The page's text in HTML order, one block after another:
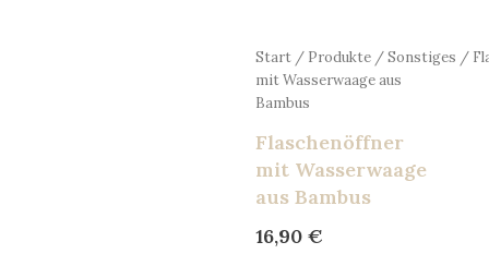
Start / Produkte /Sonstiges /
mit Wasserwaage aus
Bambus
Flaschenöffner
mit Wasserwaage
aus Bambus
16,90 €